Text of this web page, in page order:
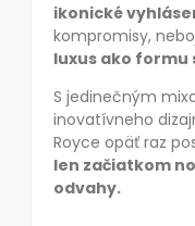
ikonické
kompromisy,
luxus ako formu
S jedinečným
inovatívneho
Royce opäť raz
len začiatkom
odvahy.